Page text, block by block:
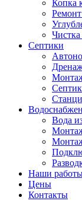
Копка
Септики
Вода
Наши
Цены
Контакты